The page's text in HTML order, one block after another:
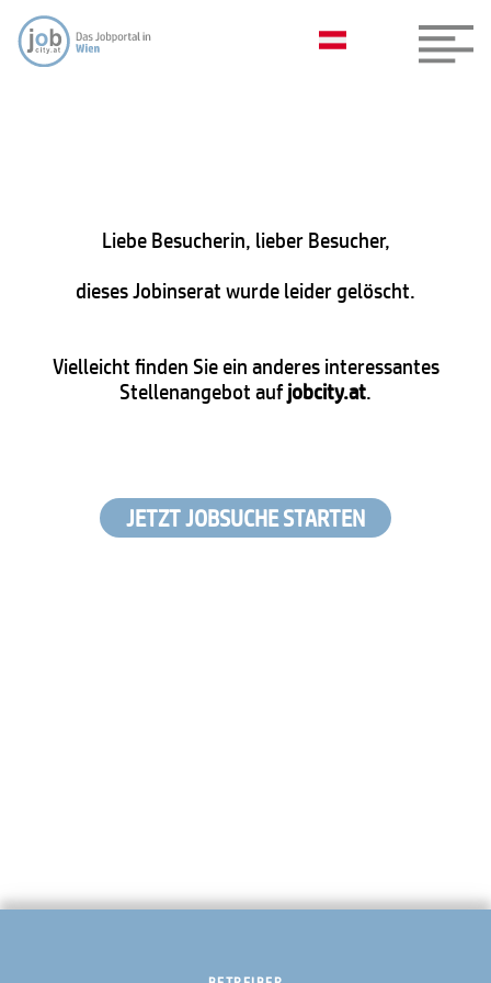
Liebe Besucherin, lieber Besucher,
dieses Jobinserat wurde leider gelöscht.
Vielleicht finden Sie ein anderes interessantes
Stellenangebot aufjobcity.at.
JETZT JOBSUCHE STARTEN